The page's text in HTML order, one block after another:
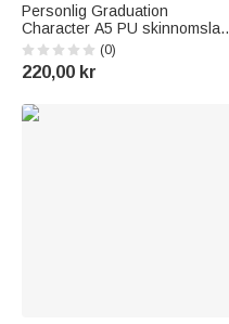
Personlig Graduation
Character A5 PU skinnomslag
til notatbok med navn og år
Fødselsdag Graduation Gave
til studenter og nyutdannede
(0)
220,00 kr